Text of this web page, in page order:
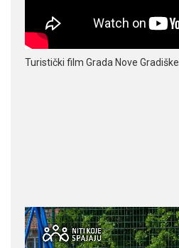
Turistički film Grada Nove Gradiške